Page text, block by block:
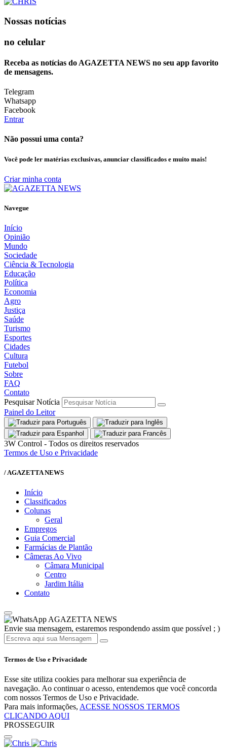
Nossas notícias
no celular
Receba as notícias do AGAZETTA NEWS no seu app favorito
de mensagens.
Telegram
Whatsapp
Facebook
Entrar
Não possui uma conta?
Você pode ler matérias exclusivas, anunciar classificados e muito mais!
Criar minha conta
Navegue
Início
Opinião
Mundo
Sociedade
Ciência & Tecnologia
Educação
Política
Economia
Agro
Justiça
Saúde
Turismo
Esportes
Cidades
Cultura
Futebol
Sobre
FAQ
Contato
Pesquisar Notícia
Painel do Leitor
3W Control - Todos os direitos reservados
Termos de Uso e Privacidade
/ AGAZETTA NEWS
Início
Classificados
Colunas
Geral
Empregos
Guia Comercial
Farmácias de Plantão
Câmeras Ao Vivo
Câmara Municipal
Centro
Jardim Itália
Contato
AGAZETTA NEWS
Envie sua mensagem, estaremos respondendo assim que possível ; )
Termos de Uso e Privacidade
Esse site utiliza cookies para melhorar sua experiência de
navegação. Ao continuar o acesso, entendemos que você concorda
com nossos Termos de Uso e Privacidade.
Para mais informações, ACESSE NOSSOS TERMOS
CLICANDO AQUI
PROSSEGUIR